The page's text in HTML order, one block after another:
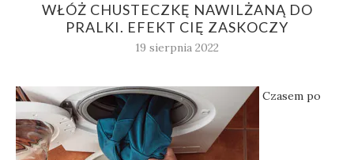
WŁÓŻ CHUSTECZKĘ NAWILŻANĄ DO
PRALKI. EFEKT CIĘ ZASKOCZY
19 sierpnia 2022
Czasem po